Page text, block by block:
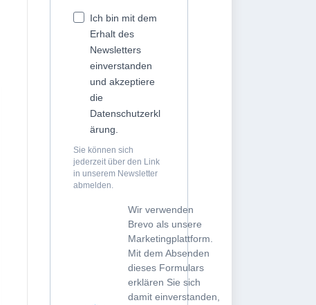
Ich bin mit dem
Erhalt des
Newsletters
einverstanden
und akzeptiere
die
Datenschutzerkl
ärung.
Sie können sich
jederzeit über den Link
in unserem Newsletter
abmelden.
Wir verwenden
Brevo als unsere
Marketingplattform.
Mit dem Absenden
dieses Formulars
erklären Sie sich
damit einverstanden,